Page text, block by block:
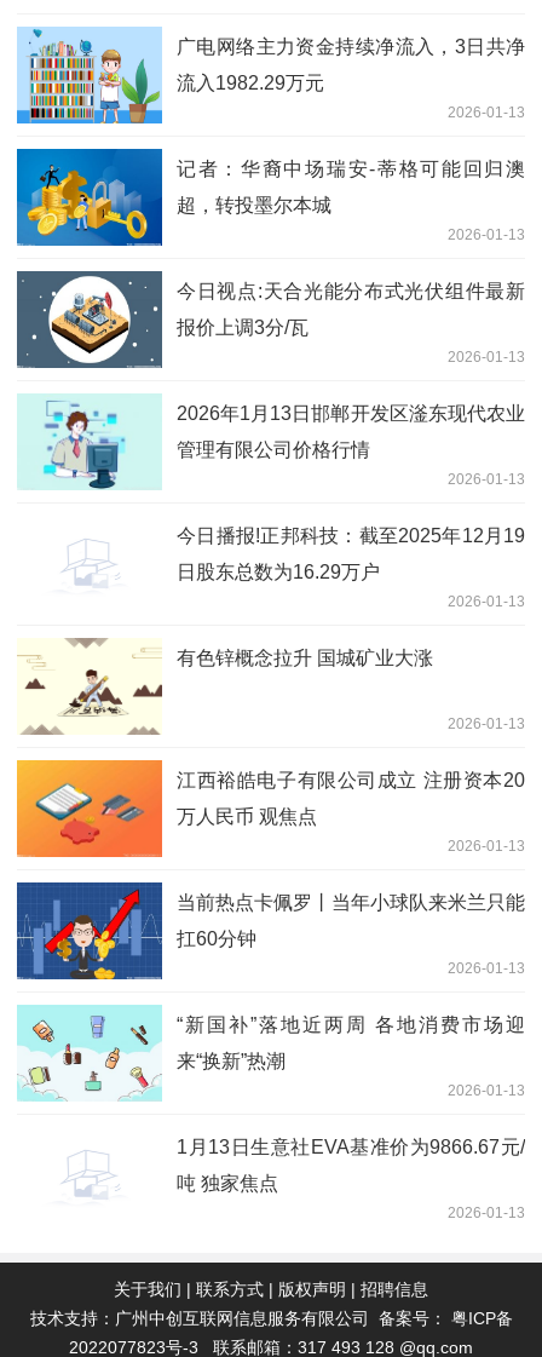
广电网络主力资金持续净流入，3日共净
流入1982.29万元
2026-01-13
记者：华裔中场瑞安-蒂格可能回归澳
超，转投墨尔本城
2026-01-13
今日视点:天合光能分布式光伏组件最新
报价上调3分/瓦
2026-01-13
2026年1月13日邯郸开发区滏东现代农业
管理有限公司价格行情
2026-01-13
今日播报!正邦科技：截至2025年12月19
日股东总数为16.29万户
2026-01-13
有色锌概念拉升 国城矿业大涨
2026-01-13
江西裕皓电子有限公司成立 注册资本20
万人民币 观焦点
2026-01-13
当前热点卡佩罗丨当年小球队来米兰只能
扛60分钟
2026-01-13
“新国补”落地近两周 各地消费市场迎
来“换新”热潮
2026-01-13
1月13日生意社EVA基准价为9866.67元/
吨 独家焦点
2026-01-13
关于我们 | 联系方式 | 版权声明 | 招聘信息
技术支持：广州中创互联网信息服务有限公司 备案号： 粤ICP备
2022077823号-3 联系邮箱：317 493 128 @qq.com